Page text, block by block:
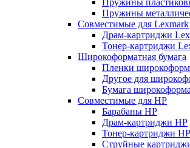
Пружины
Пружины
Совместимые для Lexmark
Драм-картриджи
Тонер-картриджи
Широкоформатная бумага
Пленки
Другое для
Бумага
Совместимые для HP
Барабаны HP
Драм-картриджи HP
Тонер-картриджи HP
Струйные